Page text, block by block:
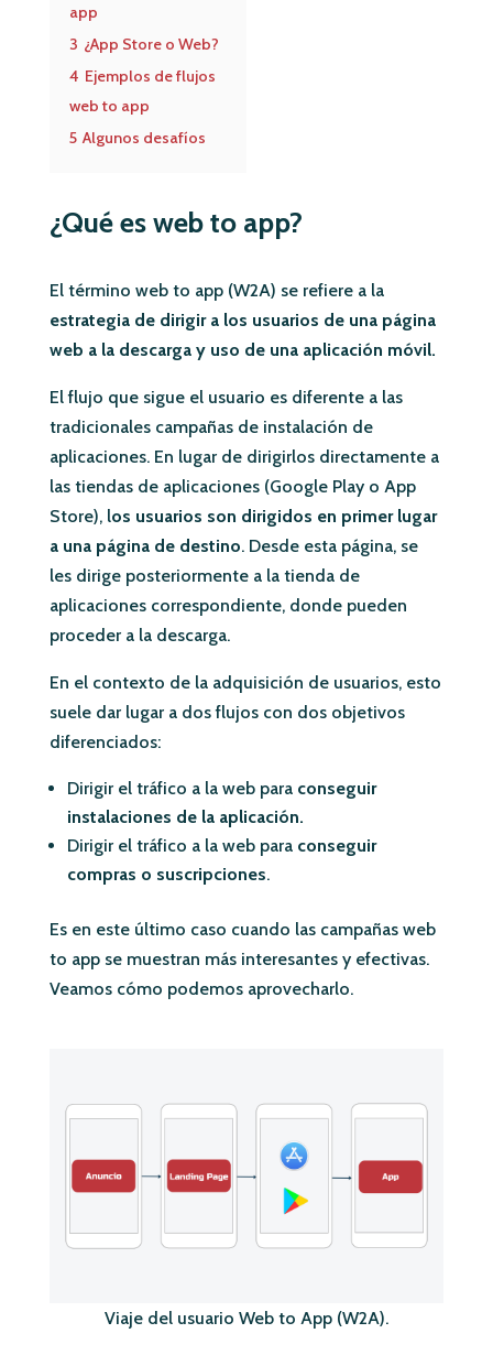
app
3 ¿App Store o Web?
4 Ejemplos de flujos
web to app
5 Algunos desafíos
¿Qué es web to app?
El término web to app (W2A) se refiere a la
estrategia de dirigir a los usuarios de una página
web a la descarga y uso de una aplicación móvil.
El flujo que sigue el usuario es diferente a las
tradicionales campañas de instalación de
aplicaciones. En lugar de dirigirlos directamente a
las tiendas de aplicaciones (Google Play o App
Store), los usuarios son dirigidos en primer lugar
a una página de destino. Desde esta página, se
les dirige posteriormente a la tienda de
aplicaciones correspondiente, donde pueden
proceder a la descarga.
En el contexto de la adquisición de usuarios, esto
suele dar lugar a dos flujos con dos objetivos
diferenciados:
Dirigir el tráfico a la web para conseguir
instalaciones de la aplicación.
Dirigir el tráfico a la web para conseguir
compras o suscripciones.
Es en este último caso cuando las campañas web
to app se muestran más interesantes y efectivas.
Veamos cómo podemos aprovecharlo.
Viaje del usuario Web to App (W2A).